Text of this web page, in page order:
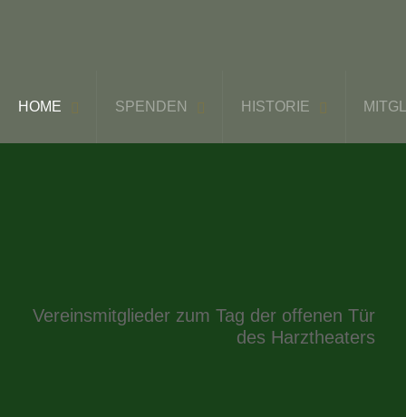
HOME SPENDEN HISTORIE
Vereinsmitglieder zum Tag der offenen Tür
des Harztheaters